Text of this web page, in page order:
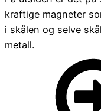
kraftige magneter
i skålen og selve
metall.